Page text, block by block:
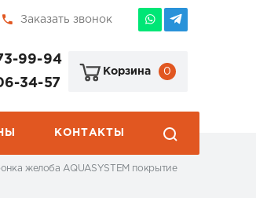
Заказать звонок
99-94
34-57
Корзина 0
КОНТАКТЫ
желоба AQUASYSTEM покрытие